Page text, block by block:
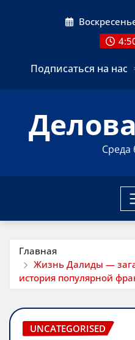
Подписаться на нас
Среда
Главная
Жизнь Далиды —
история популярной
UNCATEGORISED